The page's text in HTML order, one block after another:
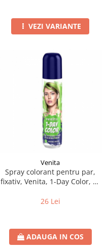
VEZI VARIANTE
Venita
Spray colorant pentru par,
fixativ, Venita, 1-Day Color, nr
26 Lei
ADAUGA IN COS